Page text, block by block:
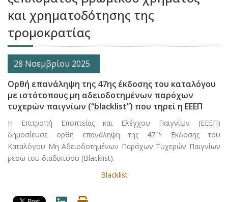
και χρηματοδότησης της
τρομοκρατίας
28 Νοεμβρίου 2025
Ορθή επανάληψη της 47ης έκδοσης του καταλόγου
με ιστότοπους μη αδειοδοτημένων παρόχων
τυχερών παιγνίων (“blacklist”) που τηρεί η ΕΕΕΠ
Η Επιτροπή Εποπτείας και Ελέγχου Παιγνίων (ΕΕΕΠ)
δημοσίευσε ορθή επανάληψη της 47ης
Έκδοσης του
Καταλόγου Μη Αδειοδοτημένων Παρόχων Τυχερών Παιγνίων
μέσω του διαδικτύου (Blacklist).
Blacklist